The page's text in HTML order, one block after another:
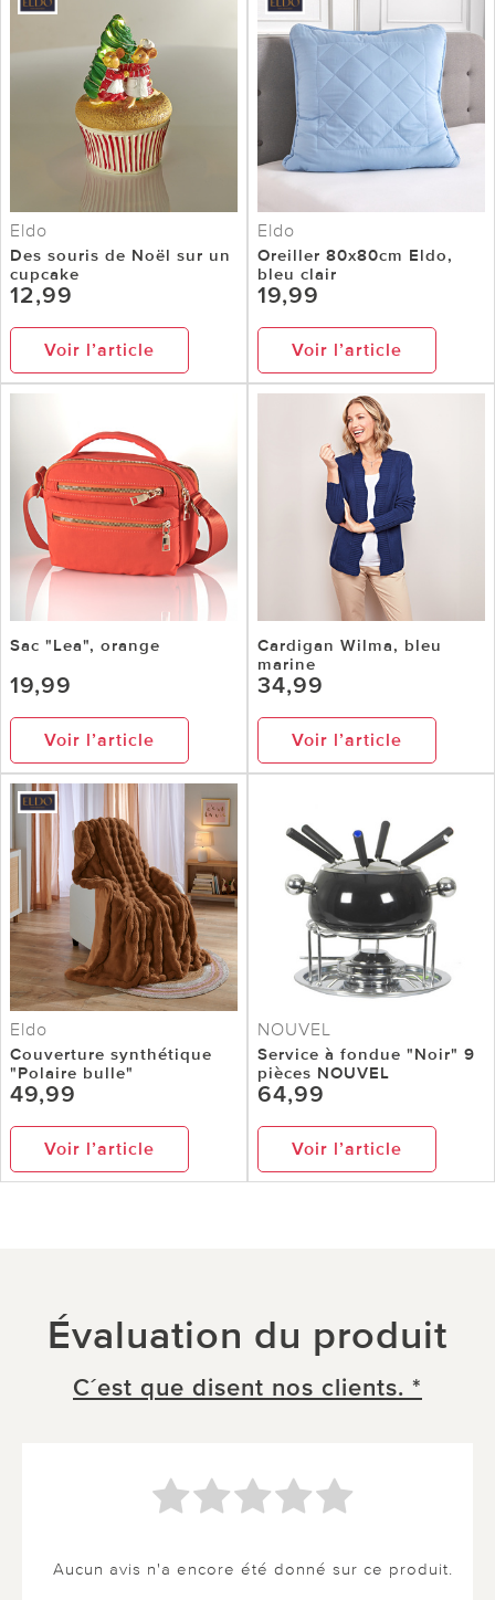
Eldo
Des souris de Noël sur un
cupcake
12,99
Voir l’article
Eldo
Oreiller 80x80cm Eldo,
bleu clair
19,99
Voir l’article
Sac "Lea", orange
19,99
Voir l’article
Cardigan Wilma, bleu
marine
34,99
Voir l’article
Eldo
Couverture synthétique
"Polaire bulle"
49,99
Voir l’article
NOUVEL
Service à fondue "Noir" 9
pièces NOUVEL
64,99
Voir l’article
Évaluation du produit
C´est que disent nos clients. *
Aucun avis n'a encore été donné sur ce produit.